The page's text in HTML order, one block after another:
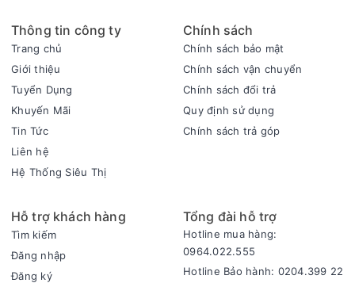
Thông tin công ty
Trang chủ
Giới thiệu
Tuyển Dụng
Khuyến Mãi
Tin Tức
Liên hệ
Hệ Thống Siêu Thị
Chính sách
Chính sách bảo mật
Chính sách vận chuyển
Chính sách đổi trả
Quy định sử dụng
Chính sách trả góp
Hỗ trợ khách hàng
Tìm kiếm
Đăng nhập
Đăng ký
Tổng đài hỗ trợ
Hotline mua hàng:
0964.022.555
Hotline Bảo hành: 0204.399 22